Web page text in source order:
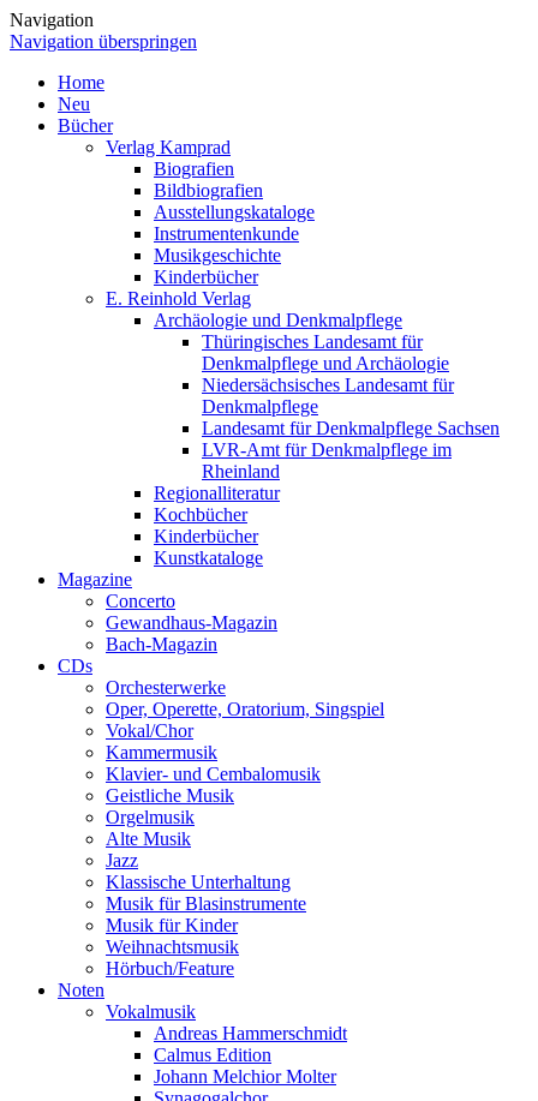
Navigation
Navigation überspringen
Home
Neu
Bücher
Verlag Kamprad
Biografien
Bildbiografien
Ausstellungskataloge
Instrumentenkunde
Musikgeschichte
Kinderbücher
E. Reinhold Verlag
Archäologie und Denkmalpflege
Thüringisches Landesamt für
Denkmalpflege und Archäologie
Niedersächsisches Landesamt für
Denkmalpflege
Landesamt für Denkmalpflege Sachsen
LVR-Amt für Denkmalpflege im
Rheinland
Regionalliteratur
Kochbücher
Kinderbücher
Kunstkataloge
Magazine
Concerto
Gewandhaus-Magazin
Bach-Magazin
CDs
Orchesterwerke
Oper, Operette, Oratorium, Singspiel
Vokal/Chor
Kammermusik
Klavier- und Cembalomusik
Geistliche Musik
Orgelmusik
Alte Musik
Jazz
Klassische Unterhaltung
Musik für Blasinstrumente
Musik für Kinder
Weihnachtsmusik
Hörbuch/Feature
Noten
Vokalmusik
Andreas Hammerschmidt
Calmus Edition
Johann Melchior Molter